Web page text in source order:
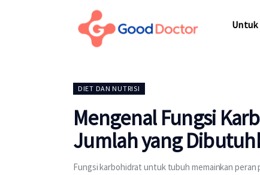
Untuk
DIET DAN NUTRISI
Mengenal Fungsi
Jumlah yang
Fungsi karbohidrat untuk tubuh memainkan